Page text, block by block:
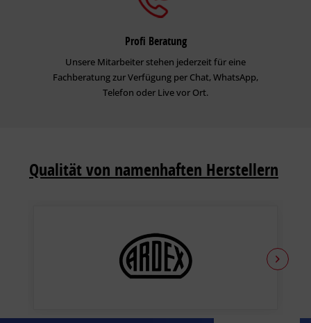
Profi Beratung
Unsere Mitarbeiter stehen jederzeit für eine
Fachberatung zur Verfügung per Chat, WhatsApp,
Telefon oder Live vor Ort.
Qualität von namenhaften Herstellern